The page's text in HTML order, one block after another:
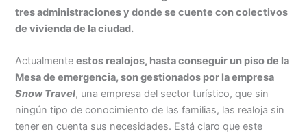
tres administraciones y donde se cuente con colectivos
de vivienda de la ciudad.
Actualmenteestos realojos, hasta conseguir un piso de la
Mesa de emergencia, son gestionados por la empresa
Snow Travel, una empresa del sector turístico, que sin
ningún tipo de conocimiento de las familias, las realoja sin
tener en cuenta sus necesidades. Está claro que este